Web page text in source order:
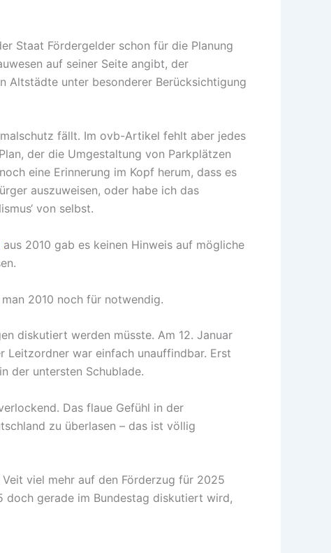
Staat Fördergelder schon für die Planung
auf seiner Seite angibt, der
Altstädte unter besonderer Berücksichtigung
fällt. Im ovb-Artikel fehlt aber jedes
der die Umgestaltung von Parkplätzen
eine Erinnerung im Kopf herum, dass es
auszuweisen, oder habe ich das
von selbst.
aus 2010 gab es keinen Hinweis auf mögliche
2010 noch für notwendig.
diskutiert werden müsste. Am 12. Januar
Leitzordner war einfach unauffindbar. Erst
der untersten Schublade.
Das flaue Gefühl in der
zu überlasen – das ist völlig
viel mehr auf den Förderzug für 2025
doch gerade im Bundestag diskutiert wird,